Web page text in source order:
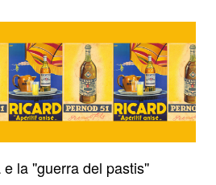
la ''guerra del pastis''